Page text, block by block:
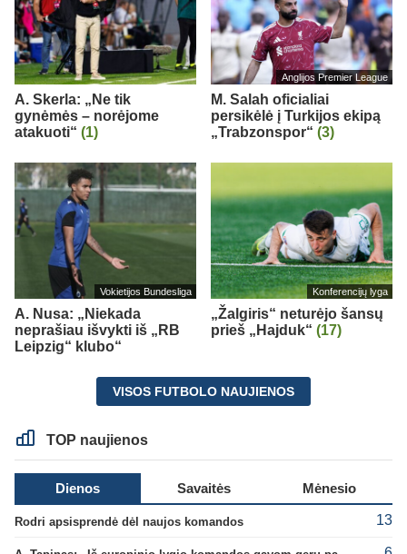
A. Skerla: „Ne tik
gynėmės – norėjome
atakuoti“ (1)
Anglijos Premier League
M. Salah oficialiai
persikėlė į Turkijos ekipą
„Trabzonspor“ (3)
Vokietijos Bundesliga
A. Nusa: „Niekada
neprašiau išvykti iš „RB
Leipzig“ klubo“
Konferencijų lyga
„Žalgiris“ neturėjo šansų
prieš „Hajduk“ (17)
VISOS FUTBOLO NAUJIENOS
TOP naujienos
Dienos Savaitės Mėnesio
Rodri apsisprendė dėl naujos komandos 13